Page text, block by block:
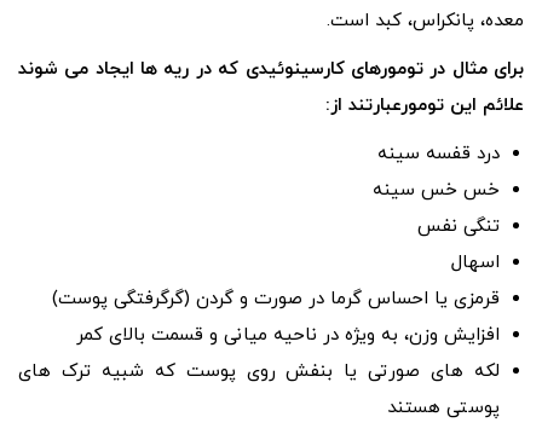
معده، پانکراس، کبد است.
برای مثال در تومورهای کارسینوئیدی که در ریه ها ایجاد می شوند
علائم این تومورعبارتند از:
درد قفسه سینه
خس خس سینه
تنگی نفس
اسهال
قرمزی یا احساس گرما در صورت و گردن (گرگرفتگی پوست)
افزایش وزن، به ویژه در ناحیه میانی و قسمت بالای کمر
لکه های صورتی یا بنفش روی پوست که شبیه ترک های
پوستی هستند